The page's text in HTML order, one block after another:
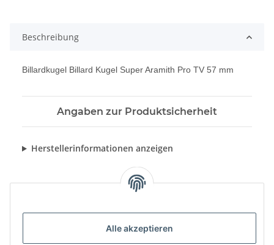
Alle akzeptieren
Beschreibung
Billardkugel Billard Kugel Super Aramith Pro TV 57 mm
Angaben zur Produktsicherheit
Herstellerinformationen anzeigen